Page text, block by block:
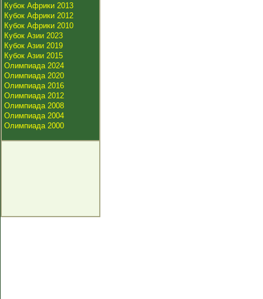
Кубок Африки 2013
Кубок Африки 2012
Кубок Африки 2010
Кубок Азии 2023
Кубок Азии 2019
Кубок Азии 2015
Олимпиада 2024
Олимпиада 2020
Олимпиада 2016
Олимпиада 2012
Олимпиада 2008
Олимпиада 2004
Олимпиада 2000